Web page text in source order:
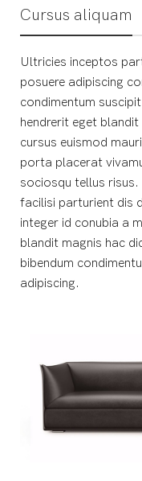
Cursus aliquam
Ultricies inceptos
posuere adipiscing
condimentum
hendrerit eget
cursus euismod
porta placerat
sociosqu tellus risus.
facilisi parturient dis
integer id conubia a
blandit magnis hac
bibendum
adipiscing.